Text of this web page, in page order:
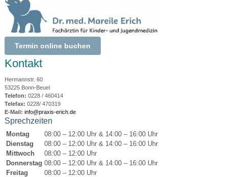
Termin online buchen
Kontakt
Hermannstr. 60
53225 Bonn-Beuel
Telefon: 0228 / 460414
Telefax: 0228/ 470319
E-Mail: info@praxis-erich.de
Sprechzeiten
Montag
08:00 – 12:00 Uhr & 14:00 – 16:00 Uhr
Dienstag
08:00 – 12:00 Uhr & 14:00 – 16:00 Uhr
Mittwoch
08:00 – 12:00 Uhr
Donnerstag 08:00 – 12:00 Uhr & 14:00 – 16:00 Uhr
Freitag
08:00 – 12:00 Uhr